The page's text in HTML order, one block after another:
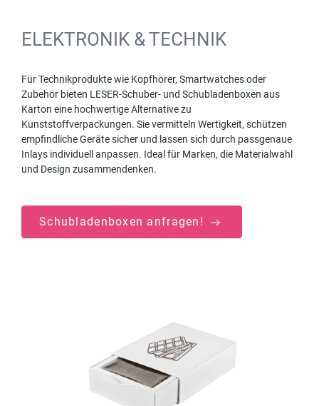
ELEKTRONIK & TECHNIK
Für Technikprodukte wie Kopfhörer, Smartwatches oder
Zubehör bieten LESER-Schuber- und Schubladenboxen aus
Karton eine hochwertige Alternative zu
Kunststoffverpackungen. Sie vermitteln Wertigkeit, schützen
empfindliche Geräte sicher und lassen sich durch passgenaue
Inlays individuell anpassen. Ideal für Marken, die Materialwahl
und Design zusammendenken.
Schubladenboxen anfragen!